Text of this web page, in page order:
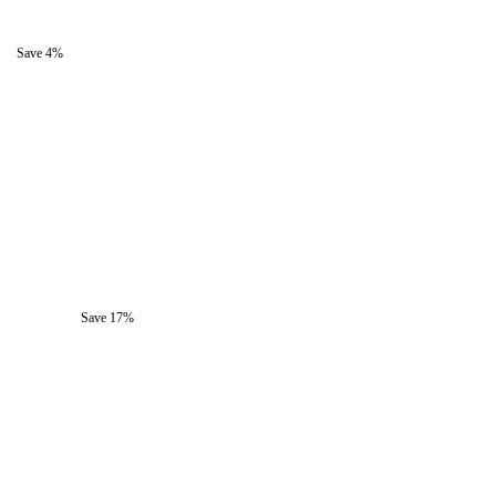
Save 4%
Save 17%